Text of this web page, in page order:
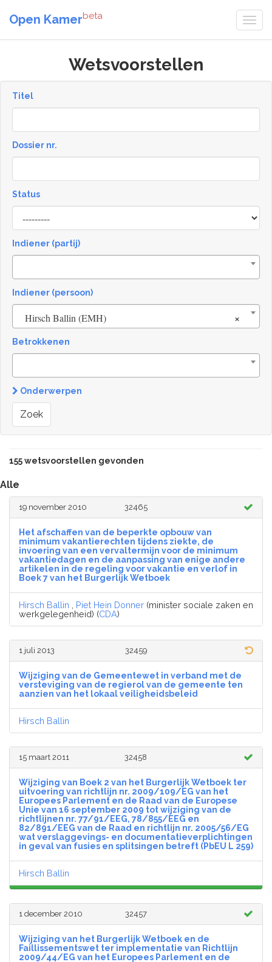
Open Kamerbeta
Wetsvoorstellen
Titel
Dossier nr.
Status
Status
Indiener (partij)
Indiener (persoon)
×
Hirsch Ballin (EMH)
Betrokkenen
Onderwerpen
Zoek
155 wetsvoorstellen gevonden
Alle
19 november 2010 32465
Het afschaffen van de beperkte opbouw van
minimum vakantierechten tijdens ziekte, de
invoering van een vervaltermijn voor de minimum
vakantiedagen en de aanpassing van enige andere
artikelen in de regeling voor vakantie en verlof in
Boek 7 van het Burgerlijk Wetboek
Hirsch Ballin Piet Hein Donner (minister sociale zaken en
werkgelegenheid) (CDA)
1 juli 2013 32459
Wijziging van de Gemeentewet in verband met de
versteviging van de regierol van de gemeente ten
aanzien van het lokaal veiligheidsbeleid
Hirsch Ballin
15 maart 2011 32458
Wijziging van Boek 2 van het Burgerlijk Wetboek ter
uitvoering van richtlijn nr. 2009/109/EG van het
Europees Parlement en de Raad van de Europese
Unie van 16 september 2009 tot wijziging van de
richtlijnen nr. 77/91/EEG, 78/855/EEG en
82/891/EEG van de Raad en richtlijn nr. 2005/56/EG
wat verslaggevings- en documentatieverplichtingen
in geval van fusies en splitsingen betreft (PbEU L 259)
Hirsch Ballin
1 december 2010 32457
Wijziging van het Burgerlijk Wetboek en de
Faillissementswet ter implementatie van Richtlijn
2009/44/EG van het Europees Parlement en de